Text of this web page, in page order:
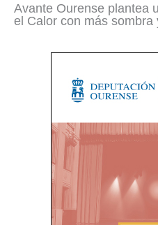
Avante Ourense plantea
el Calor con más